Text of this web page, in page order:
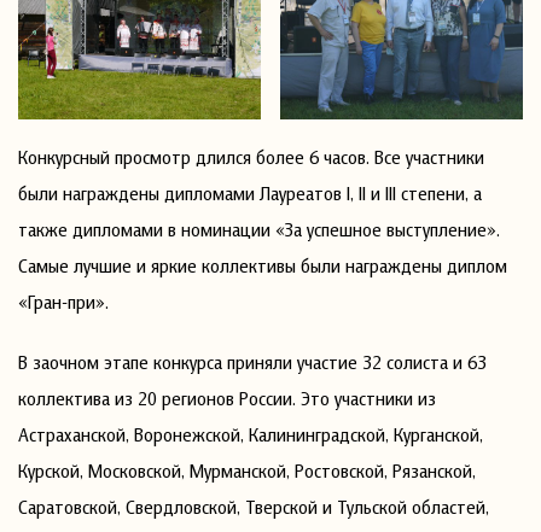
Конкурсный просмотр длился более 6 часов. Все участники
были награждены дипломами Лауреатов I, II и III степени, а
также дипломами в номинации «За успешное выступление».
Самые лучшие и яркие коллективы были награждены диплом
«Гран-при».
В заочном этапе конкурса приняли участие 32 солиста и 63
коллектива из 20 регионов России. Это участники из
Астраханской, Воронежской, Калининградской, Курганской,
Курской, Московской, Мурманской, Ростовской, Рязанской,
Саратовской, Свердловской, Тверской и Тульской областей,